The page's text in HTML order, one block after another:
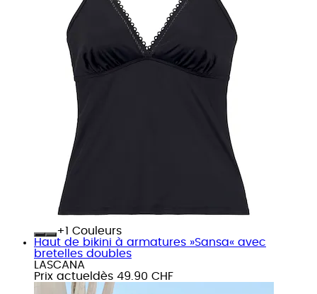
+
Couleurs
Haut de bikini à armatures »Sansa« avec
bretelles doubles
LASCANA
Prix actuel dès 49.90 CHF